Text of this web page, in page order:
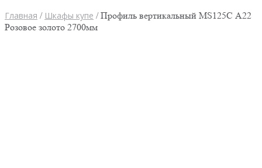
Главная / Шкафы купе / Профиль вертикальный MS125С А22
Розовое золото 2700мм